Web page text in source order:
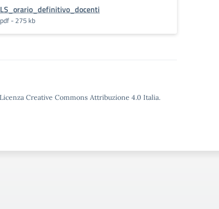
LS_orario_definitivo_docenti
pdf - 275 kb
Creative Commons Attribuzione 4.0 Italia.